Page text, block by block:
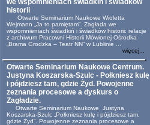
we wspomnieniach świadkiń i świadków
historii
Otwarte Seminarium Naukowe Wioletta
Wejmann „Ja to pamiętam”. Zagłada we
wspomnieniach świadkiń i świadków historii: relacje
z archiwum Pracowni Historii Mówionej Ośrodka
„Brama Grodzka – Teatr NN” w Lublinie ...
więcej...
Otwarte Seminarium Naukowe Centrum.
Justyna Koszarska-Szulc - Połkniesz kulę
i pójdziesz tam, gdzie Żyd. Powojenne
zeznania procesowe a dyskurs o
Zagładzie.
Otwarte Seminarium Naukowe Justyna
Koszarska-Szulc „Połkniesz kulę i pójdziesz tam,
gdzie Żyd”. Powojenne zeznania procesowe a